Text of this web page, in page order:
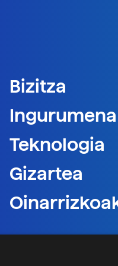
Bizitza
Ingurumena
Teknologia
Gizartea